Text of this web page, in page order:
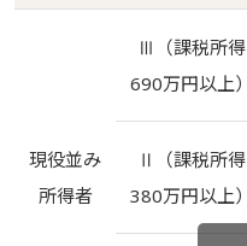
現役並み
所得者
Ⅲ（課税所得
690万円以上）
Ⅱ（課税所得
380万円以上）